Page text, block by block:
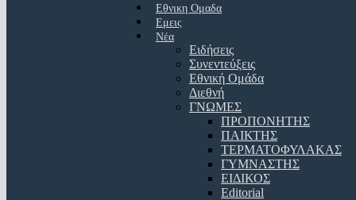
Εθνικη Ομαδα
Εμεις
Νέα
Ειδήσεις
Συνεντεύξεις
Εθνική Ομάδα
Διεθνή
ΓΝΩΜΕΣ
ΠΡΟΠΟΝΗΤΗΣ
ΠΑΙΚΤΗΣ
ΤΕΡΜΑΤΟΦΥΛΑΚΑΣ
ΓΥΜΝΑΣΤΗΣ
ΕΙΔΙΚΟΣ
Editorial